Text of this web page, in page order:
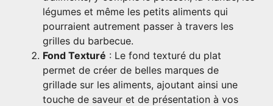
légumes et même les petits aliments qui
pourraient autrement passer à travers les
grilles du barbecue.
Fond Texturé : Le fond texturé du plat
permet de créer de belles marques de
grillade sur les aliments, ajoutant ainsi une
touche de saveur et de présentation à vos